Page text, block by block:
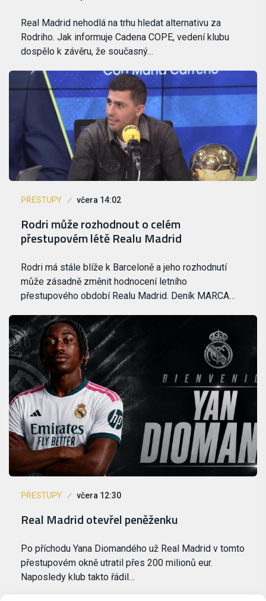
Real Madrid nehodlá na trhu hledat alternativu za
Rodriho. Jak informuje Cadena COPE, vedení klubu
dospělo k závěru, že současný…
PŘESTUPY včera 14:02
Rodri může rozhodnout o celém
přestupovém létě Realu Madrid
Rodri má stále blíže k Barceloně a jeho rozhodnutí
může zásadně změnit hodnocení letního
přestupového období Realu Madrid. Deník MARCA…
PŘESTUPY včera 12:30
Real Madrid otevřel peněženku
Po příchodu Yana Diomandého už Real Madrid v tomto
přestupovém okně utratil přes 200 milionů eur.
Naposledy klub takto řádil…